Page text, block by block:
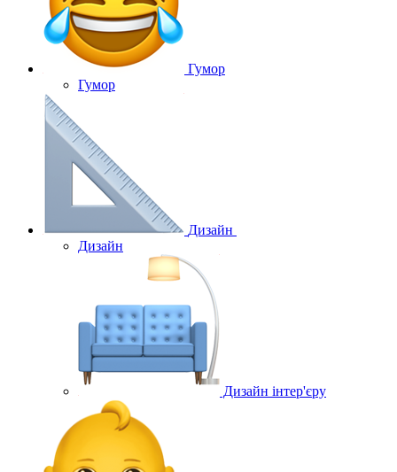
Гумор
Гумор
Дизайн
Дизайн
Дизайн інтер'єру